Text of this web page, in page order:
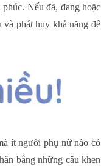
Nếu đã, đang hoặc
phát huy khả năng để
ít người phụ nữ nào có
bằng những câu khen